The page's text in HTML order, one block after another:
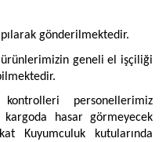
gönderilmektedir.
ürünlerimizin geneli el işçiliği
personellerimiz
kargoda hasar görmeyecek
Kuyumculuk kutularında